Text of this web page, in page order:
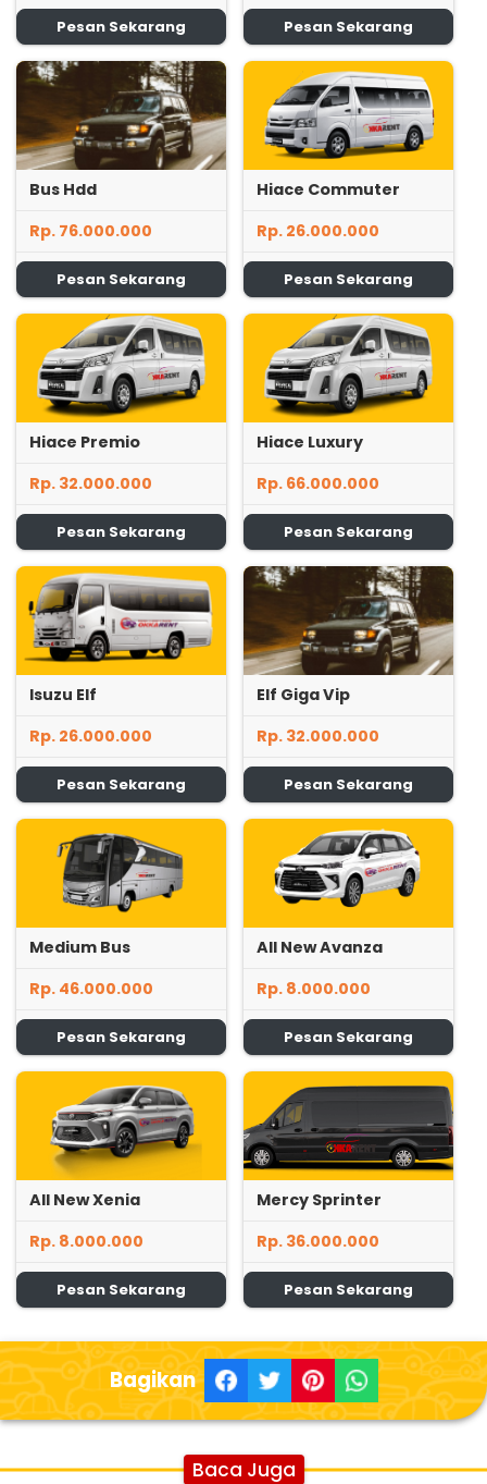
Pesan Sekarang Pesan Sekarang
Bus Hdd
Rp. 76.000.000
Pesan Sekarang
Hiace Commuter
Rp. 26.000.000
Pesan Sekarang
Hiace Premio
Rp. 32.000.000
Pesan Sekarang
Hiace Luxury
Rp. 66.000.000
Pesan Sekarang
Isuzu Elf
Rp. 26.000.000
Pesan Sekarang
Elf Giga Vip
Rp. 32.000.000
Pesan Sekarang
Medium Bus
Rp. 46.000.000
Pesan Sekarang
All New Avanza
Rp. 8.000.000
Pesan Sekarang
All New Xenia
Rp. 8.000.000
Pesan Sekarang
Mercy Sprinter
Rp. 36.000.000
Pesan Sekarang
Bagikan
Baca Juga